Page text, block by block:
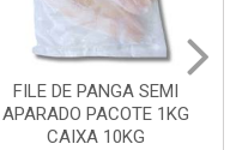
POLACA DESFIADA
PESCAMARES PCT5KG
CX10KG